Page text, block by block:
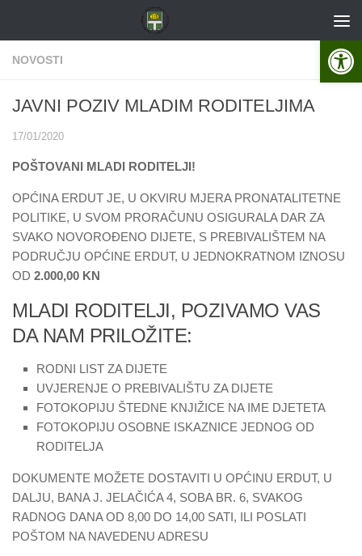
NOVOSTI
JAVNI POZIV MLADIM RODITELJIMA
17/01/2020
POŠTOVANI MLADI RODITELJI!
OPĆINA ERDUT JE, U OKVIRU MJERA PRONATALITETNE
POLITIKE, U SVOM PRORAČUNU OSIGURALA DAR ZA
SVAKO NOVOROĐENO DIJETE, S PREBIVALIŠTEM NA
PODRUČJU OPĆINE ERDUT, U JEDNOKRATNOM IZNOSU
OD 2.000,00 KN
MLADI RODITELJI, POZIVAMO VAS
DA NAM PRILOŽITE:
RODNI LIST ZA DIJETE
UVJERENJE O PREBIVALIŠTU ZA DIJETE
FOTOKOPIJU ŠTEDNE KNJIŽICE NA IME DJETETA
FOTOKOPIJU OSOBNE ISKAZNICE JEDNOG OD
RODITELJA
DOKUMENTE MOŽETE DOSTAVITI U OPĆINU ERDUT, U
DALJU, BANA J. JELAČIĆA 4, SOBA BR. 6, SVAKOG
RADNOG DANA OD 8,00 DO 14,00 SATI, ILI POSLATI
POŠTOM NA NAVEDENU ADRESU